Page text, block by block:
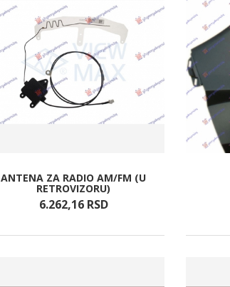
ANTENA ZA RADIO AM/FM (U
RETROVIZORU)
6.262,16 RSD